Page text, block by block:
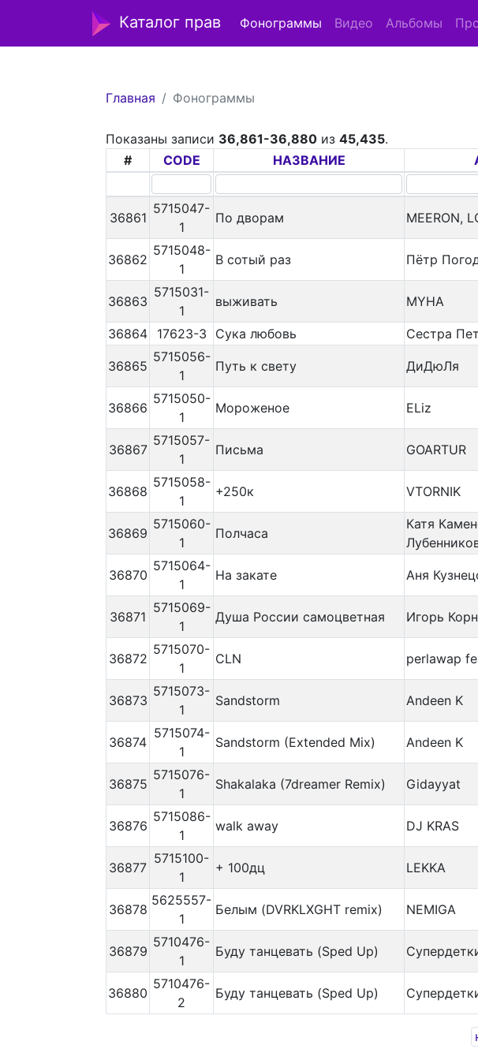
Каталог прав Фонограммы Видео Альбомы
Главная Фонограммы
Показаны записи 36,861-36,880 из45,435.
#
CODE НАЗВАНИЕ
36861
5715047-
1
По дворам MEERON,
36862
5715048-
1
В сотый раз Пётр
36863
5715031-
1
выживать MYHA
36864 17623-3 Сука любовь Сестра
36865
5715056-
1
Путь к свету ДиДюЛя
36866
5715050-
1
Мороженое ELiz
36867
5715057-
1
Письма GOARTUR
36868
5715058-
1
+250к VTORNIK
36869
5715060-
1
Полчаса
Катя
36870
5715064-
1
На закате Аня
36871
5715069-
1
Душа России самоцветная Игорь
36872
5715070-
1
CLN perlawap
36873
5715073-
1
Sandstorm Andeen K
36874
5715074-
1
Sandstorm (Extended Mix) Andeen K
36875
5715076-
1
Shakalaka (7dreamer Remix) Gidayyat
36876
5715086-
1
walk away DJ KRAS
36877
5715100-
1
+ 100дц LEKKA
36878
5625557-
1
Белым (DVRKLXGHT remix) NEMIGA
36879
5710476-
1
Буду танцевать (Sped Up)
36880
5710476-
2
Буду танцевать (Sped Up)